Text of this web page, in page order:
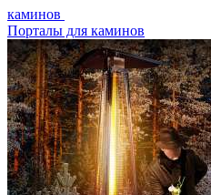
каминов
Порталы для каминов